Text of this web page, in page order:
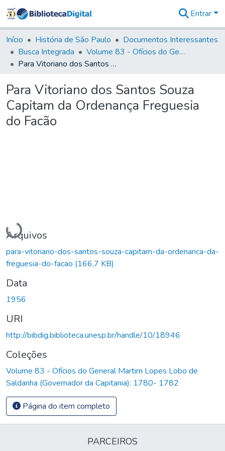
&
Coleções
Tudo na
Biblioteca
Estatísticas
Entrar
Início História de São Paulo
Documentos Interessantes
Busca Integrada
Volume 83 - Ofícios do General Martim Lopes Lobo de Saldanha (Governador da Capitania): 1780- 1782
Para Vitoriano dos Santos Souza Capitam da Ordenança Freguesia do Facão
Para Vitoriano dos Santos Souza
Capitam da Ordenança Freguesia
do Facão
Carregando...
Arquivos
para-vitoriano-dos-santos-souza-capitam-da-ordenanca-da-
freguesia-do-facao (166,7 KB)
Data
1956
URI
http://bibdig.biblioteca.unesp.br/handle/10/18946
Coleções
Volume 83 - Ofícios do General Martim Lopes Lobo de
Saldanha (Governador da Capitania): 1780- 1782
Página do item completo
PARCEIROS